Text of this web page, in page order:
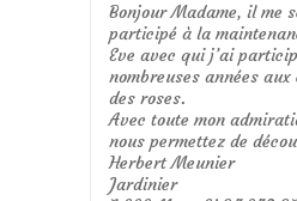
Bonjour Madame, il me
participé à la
Eve avec qui j’ai
nombreuses années
des roses.
Avec toute mon
nous permettez de
Herbert Meunier
Jardinier